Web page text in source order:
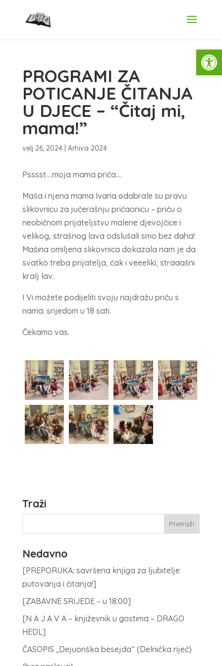
PROGRAMI ZA
POTICANJE ČITANJA
U DJECE – “Čitaj mi,
mama!”
velj 26, 2024| Arhiva 2024
Psssst….moja mama priča….
Maša i njena mama Ivana odabrale su pravu
slikovnicu za jučerašnju pričaonicu – priču o
neobičnom prijateljstvu malene djevojčice i
velikog, strašnog lava odslušali smo bez daha!
Mašina omiljena slikovnica dokazala nam je da
svatko treba prijatelja, čak i veeeliki, straaašni
kralj lav.
I Vi možete podijeliti svoju najdražu priču s
nama: srijedom u 18 sati.
Čekamo vas.
Traži
Nedavno
[PREPORUKA: savršena knjiga za ljubitelje
putovanja i čitanja!]
[ZABAVNE SRIJEDE – u 18:00]
[N A J A V A – književnik u gostima – DRAGO
HEDL]
ČASOPIS „Dejuonška besejda“ (Delnička riječ)